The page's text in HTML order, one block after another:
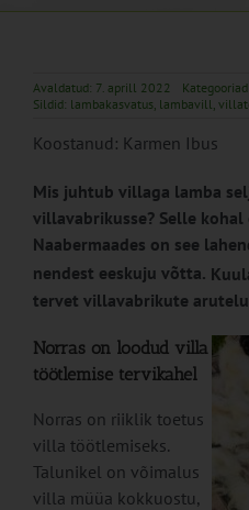
Avaldatud: 7. aprill 2022 Kategooriad:
Sildid: lambakasvatus, lambavill,
Koostanud: Karmen Ibus
Mis juhtub villaga lamba
villavabrikusse? Selle kohal
Naabermaades on see
nendest eeskuju võtta.
tervet villavabrikute arutelu
Norras on loodud villa
töötlemise tervikahel
Norras on riiklik toetus
villa töötlemiseks.
Talunikel on võimalus
villa müüa kokkuostu,